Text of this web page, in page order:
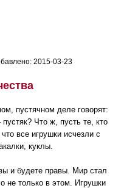
2015-03-23
пустячном деле говорят:
Что ж, пусть те, кто
все игрушки исчезли с
куклы.
и будете правы. Мир стал
не только в этом. Игрушки